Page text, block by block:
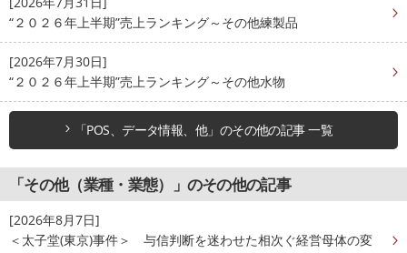
“２０２６年上半期”売上ランキング～その他練製品
[2026年7月30日]
“２０２６年上半期”売上ランキング～その他水物
「POS、データ情報、他」のその他の記事 一覧
「その他（業種・業態）」のその他の記事
[2026年8月7日]
＜太子堂(東京)事件＞ 与信判断を迷わせた相次ぐ経営母体の変